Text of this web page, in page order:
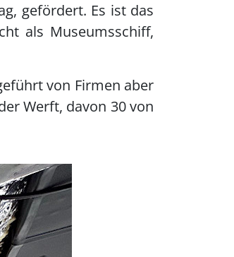
gefördert. Es ist das
als Museumsschiff,
von Firmen aber
Werft, davon 30 von